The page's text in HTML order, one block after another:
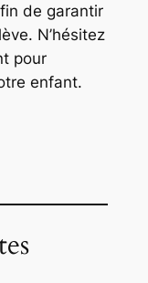
de garantir
N’hésitez
pour
enfant.